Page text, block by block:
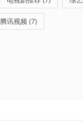
腾讯视频 (7)